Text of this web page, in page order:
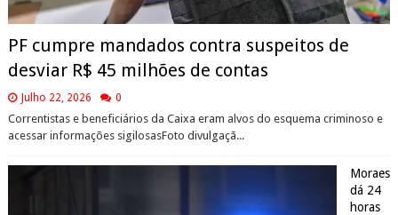
PF cumpre mandados contra suspeitos de
desviar R$ 45 milhões de contas
Julho 22, 2026 0
Correntistas e beneficiários da Caixa eram alvos do esquema criminoso e
acessar informações sigilosasFoto divulgaçã...
Moraes
dá 24
horas